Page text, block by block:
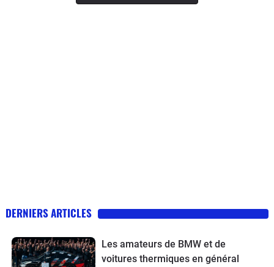
DERNIERS ARTICLES
Les amateurs de BMW et de
voitures thermiques en général